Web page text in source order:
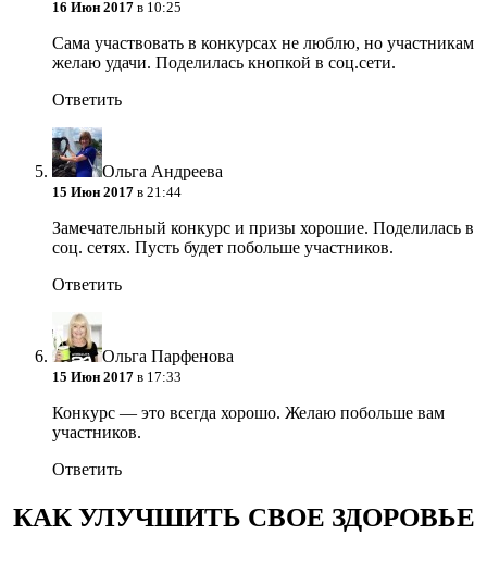
16 Июн 2017 в 10:25
Сама участвовать в конкурсах не люблю, но участникам
желаю удачи. Поделилась кнопкой в соц.сети.
Ответить
Ольга Андреева
15 Июн 2017 в 21:44
Замечательный конкурс и призы хорошие. Поделилась в
соц. сетях. Пусть будет побольше участников.
Ответить
Ольга Парфенова
15 Июн 2017 в 17:33
Конкурс — это всегда хорошо. Желаю побольше вам
участников.
Ответить
КАК УЛУЧШИТЬ СВОЕ ЗДОРОВЬЕ